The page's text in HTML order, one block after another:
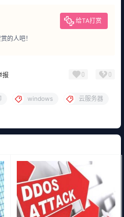
给TA打赏
的人吧！
报 0 0
windows 云服务器